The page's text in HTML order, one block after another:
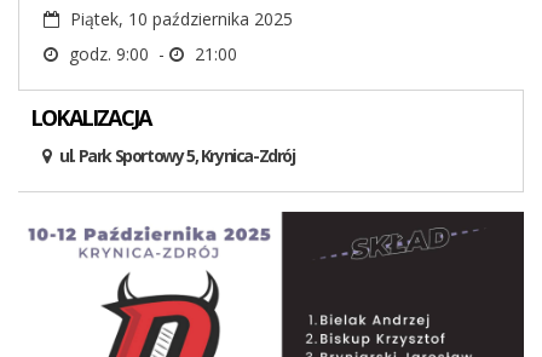
Piątek, 10 października 2025
godz. 9:00 -
21:00
LOKALIZACJA
ul. Park Sportowy 5, Krynica-Zdrój